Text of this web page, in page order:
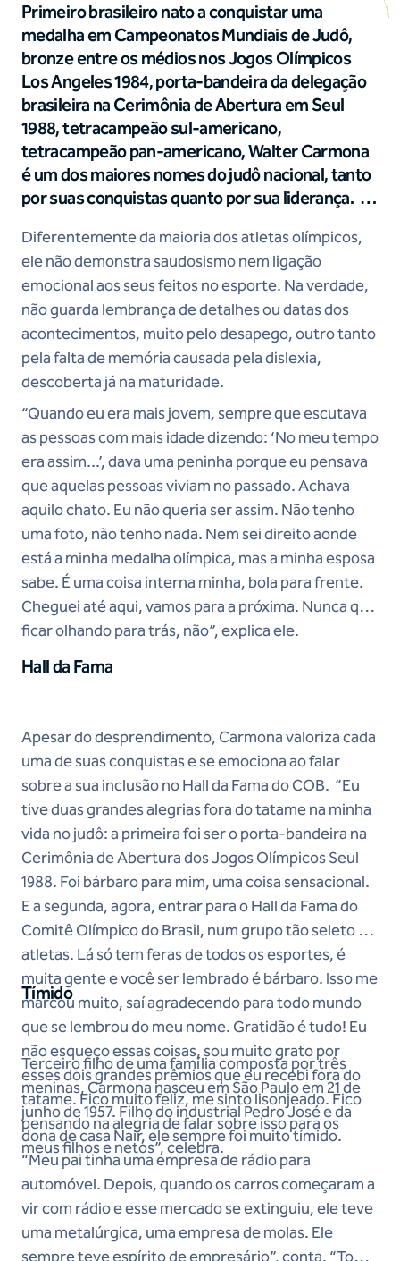
Primeiro brasileiro nato a conquistar uma
medalha em Campeonatos Mundiais de Judô,
bronze entre os médios nos Jogos Olímpicos
Los Angeles 1984, porta-bandeira da delegação
brasileira na Cerimônia de Abertura em Seul
1988, tetracampeão sul-americano,
tetracampeão pan-americano, Walter Carmona
é um dos maiores nomes do judô nacional, tanto
por suas conquistas quanto por sua liderança.
Diferentemente da maioria dos atletas olímpicos,
ele não demonstra saudosismo nem ligação
emocional aos seus feitos no esporte. Na verdade,
não guarda lembrança de detalhes ou datas dos
acontecimentos, muito pelo desapego, outro tanto
pela falta de memória causada pela dislexia,
descoberta já na maturidade.
“Quando eu era mais jovem, sempre que escutava
as pessoas com mais idade dizendo: ‘No meu tempo
era assim...’, dava uma peninha porque eu pensava
que aquelas pessoas viviam no passado. Achava
aquilo chato. Eu não queria ser assim. Não tenho
uma foto, não tenho nada. Nem sei direito aonde
está a minha medalha olímpica, mas a minha esposa
sabe. É uma coisa interna minha, bola para frente.
Cheguei até aqui, vamos para a próxima. Nunca quis
ficar olhando para trás, não”, explica ele.
Hall da Fama
Apesar do desprendimento, Carmona valoriza cada
uma de suas conquistas e se emociona ao falar
sobre a sua inclusão no Hall da Fama do COB. “Eu
tive duas grandes alegrias fora do tatame na minha
vida no judô: a primeira foi ser o porta-bandeira na
Cerimônia de Abertura dos Jogos Olímpicos Seul
1988. Foi bárbaro para mim, uma coisa sensacional.
E a segunda, agora, entrar para o Hall da Fama do
Comitê Olímpico do Brasil, num grupo tão seleto de
atletas. Lá só tem feras de todos os esportes, é
muita gente e você ser lembrado é bárbaro. Isso me
marcou muito, saí agradecendo para todo mundo
que se lembrou do meu nome. Gratidão é tudo! Eu
não esqueço essas coisas, sou muito grato por
esses dois grandes prêmios que eu recebi fora do
tatame. Fico muito feliz, me sinto lisonjeado. Fico
pensando na alegria de falar sobre isso para os
meus filhos e netos”, celebra.
Tímido
Terceiro filho de uma família composta por três
meninas, Carmona nasceu em São Paulo em 21 de
junho de 1957. Filho do industrial Pedro José e da
dona de casa Nair, ele sempre foi muito tímido.
“Meu pai tinha uma empresa de rádio para
automóvel. Depois, quando os carros começaram a
vir com rádio e esse mercado se extinguiu, ele teve
uma metalúrgica, uma empresa de molas. Ele
sempre teve espírito de empresário”, conta. “Toda